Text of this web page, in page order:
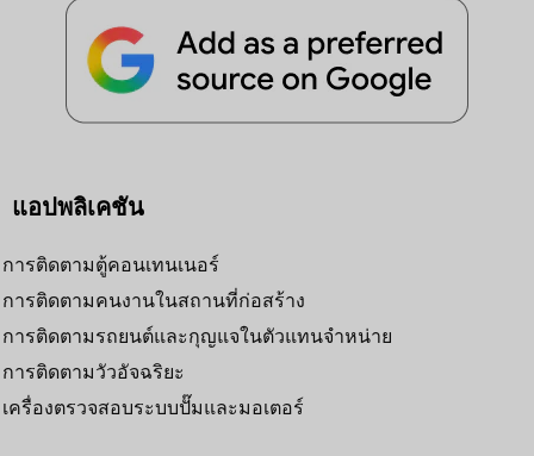
แอปพลิเคชัน
การติดตามตู้คอนเทนเนอร์
การติดตามคนงานในสถานที่ก่อสร้าง
การติดตามรถยนต์และกุญแจในตัวแทนจำหน่าย
การติดตามวัวอัจฉริยะ
เครื่องตรวจสอบระบบปั๊มและมอเตอร์